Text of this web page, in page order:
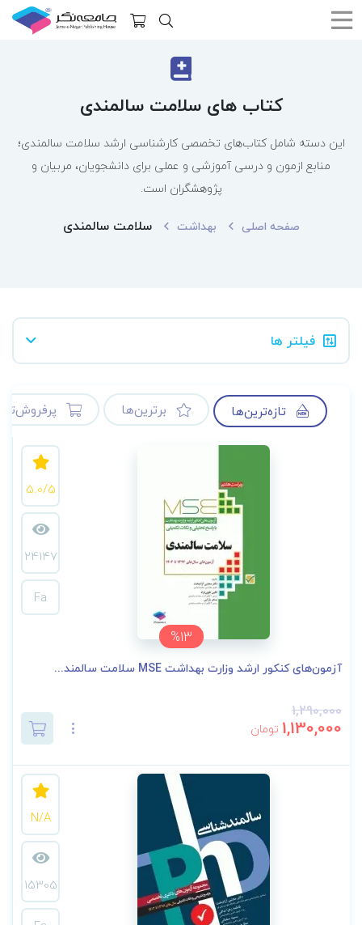
کتاب های سلامت سالمندی
این دسته شامل کتاب‌های تخصصی کارشناسی ارشد سلامت سالمندی؛
منابع ازمون و درسی آموزشی و عملی برای دانشجویان، مربیان و
پژوهشگران است.
صفحه اصلی
بهداشت سلامت سالمندی
فیلتر ها
تازه‌ترین‌ها برترین‌ها
%13
5.0/5
24147
Fa
آزمون‌های کنکور ارشد وزارت بهداشت MSE سلامت سالمند...
1,290,000
1,130,000 تومان
N/A
15305